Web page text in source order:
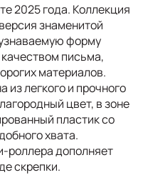
2025 года. Коллекция
знаменитой
форму
письма,
материалов.
легкого и прочного
цвет, в зоне
пластик со
хвата.
роллера дополняет
скрепки.